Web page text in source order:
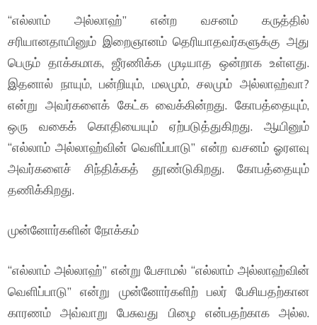
“எல்லாம் அல்லாஹ்” என்ற வசனம் கருத்தில்
சரியானதாயினும் இறைஞானம் தெரியாதவர்களுக்கு அது
பெரும் தாக்கமாக, ஜீரணிக்க முடியாத ஒன்றாக உள்ளது.
இதனால் நாயும், பன்றியும், மலமும், சலமும் அல்லாஹ்வா?
என்று அவர்களைக் கேட்க வைக்கின்றது. கோபத்தையும்,
ஒரு வகைக் கொதியையும் ஏற்படுத்துகிறது. ஆயினும்
“எல்லாம் அல்லாஹ்வின் வெளிப்பாடு” என்ற வசனம் ஓரளவு
அவர்களைச் சிந்திக்கத் தூண்டுகிறது. கோபத்தையும்
தணிக்கிறது.
முன்னோர்களின் நோக்கம்
“எல்லாம் அல்லாஹ்” என்று பேசாமல் “எல்லாம் அல்லாஹ்வின்
வெளிப்பாடு” என்று முன்னோர்களிற் பலர் பேசியதற்கான
காரணம் அவ்வாறு பேசுவது பிழை என்பதற்காக அல்ல.